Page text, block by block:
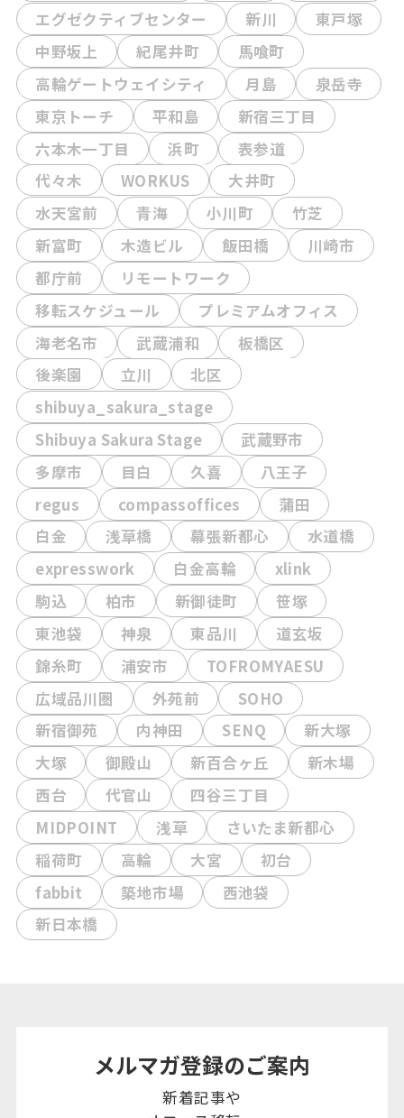
エグゼクティブセンター 新川
東戸塚
中野坂上
紀尾井町
馬喰町
高輪ゲートウェイシティ
月島
泉岳寺
東京トーチ
平和島
新宿三丁目
六本木一丁目
浜町
表参道
代々木
WORKUS
大井町
水天宮前
青海 小川町
竹芝
新富町
木造ビル 飯田橋
川崎市
都庁前
リモートワーク
移転スケジュール
プレミアムオフィス
海老名市
武蔵浦和
板橋区
後楽園
立川
北区
shibuya_sakura_stage
Shibuya Sakura Stage
武蔵野市
多摩市
目白 久喜
八王子
regus
compassoffices
蒲田
白金
浅草橋 幕張新都心
水道橋
expresswork
白金高輪
xlink
駒込
柏市 新御徒町
笹塚
東池袋
神泉 東品川
道玄坂
錦糸町
浦安市
TOFROMYAESU
広域品川圏
外苑前
SOHO
新宿御苑
内神田 SENQ
新大塚
大塚
御殿山 新百合ヶ丘
新木場
西台
代官山
四谷三丁目
MIDPOINT
浅草
さいたま新都心
稲荷町
高輪 大宮
初台
fabbit
築地市場
西池袋
新日本橋
メルマガ登録のご案内
新着記事や